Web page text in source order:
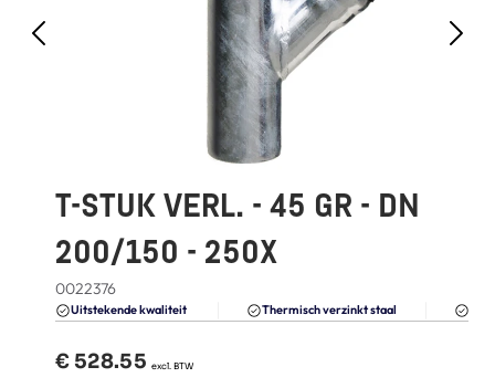
FAQ
Blogs
T-STUK VERL. - 45 GR - DN
200/150 - 250X
0022376
Uitstekende kwaliteit Thermisch verzinkt staal
€ 528.55
  excl. BTW